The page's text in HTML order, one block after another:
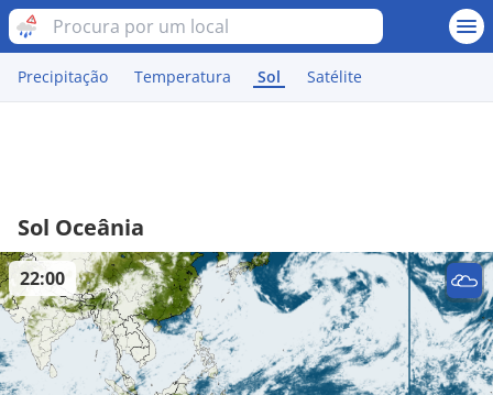
Precipitação Temperatura Sol Satélite
Sol Oceânia
22:00